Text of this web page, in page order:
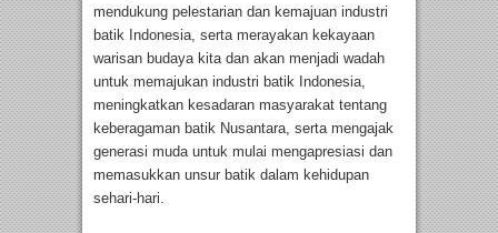
mendukung pelestarian dan kemajuan industri
batik Indonesia, serta merayakan kekayaan
warisan budaya kita dan akan menjadi wadah
untuk memajukan industri batik Indonesia,
meningkatkan kesadaran masyarakat tentang
keberagaman batik Nusantara, serta mengajak
generasi muda untuk mulai mengapresiasi dan
memasukkan unsur batik dalam kehidupan
sehari-hari.